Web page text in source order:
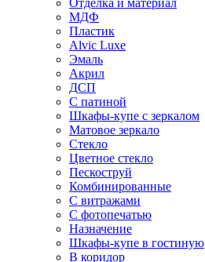
Отделка и материал
МДФ
Пластик
Alvic Luxe
Эмаль
Акрил
ДСП
С патиной
Шкафы-купе с зеркалом
Матовое зеркало
Стекло
Цветное стекло
Пескоструй
Комбинированные
С витражами
С фотопечатью
Назначение
Шкафы-купе в гостиную
В коридор